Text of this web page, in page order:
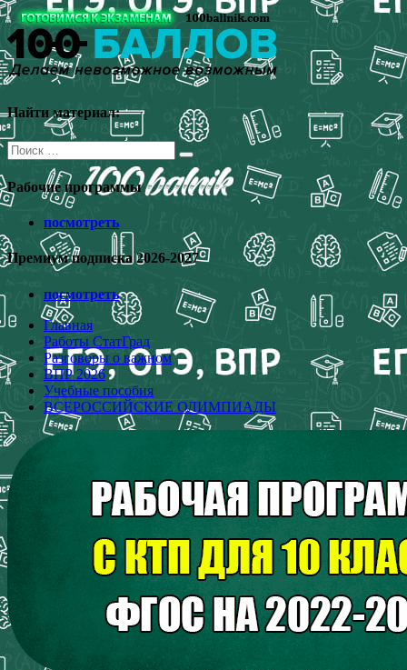
Перейти
к
содержимому
Найти материал:
Поиск
для:
Рабочие программы
посмотреть
Премиум подписка 2026-2027
посмотреть
Главная
Работы СтатГрад
Разговоры о важном
ВПР 2026
Учебные пособия
ВСЕРОССИЙСКИЕ ОЛИМПИАДЫ